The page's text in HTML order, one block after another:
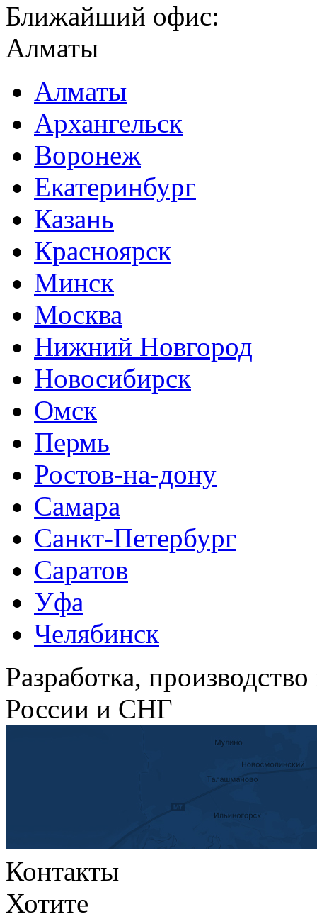
Ближайший офис:
Алматы
Алматы
Архангельск
Воронеж
Екатеринбург
Казань
Красноярск
Минск
Москва
Нижний Новгород
Новосибирск
Омск
Пермь
Ростов-на-дону
Самара
Санкт-Петербург
Саратов
Уфа
Челябинск
Разработка,
России и СНГ
Контакты
Хотите